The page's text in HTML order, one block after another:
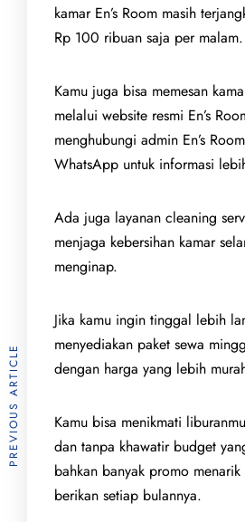
kamar En’s Room masih
Rp 100 ribuan saja per malam.
Kamu juga bisa memesan
melalui website resmi En’s
menghubungi admin En’s
WhatsApp untuk informasi
Ada juga layanan cleaning
menjaga kebersihan kamar
menginap.
Jika kamu ingin tinggal lebih
menyediakan paket sewa
dengan harga yang lebih
Kamu bisa menikmati
dan tanpa khawatir budget
bahkan banyak promo menarik
berikan setiap bulannya.
PREVIOUS ARTICLE